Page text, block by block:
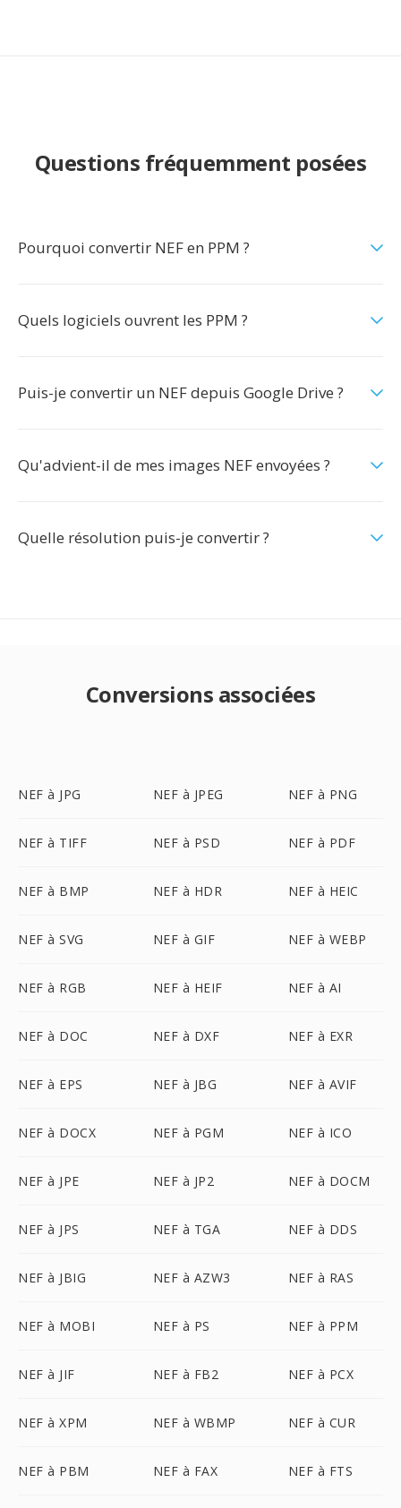
Questions fréquemment posées
Pourquoi convertir NEF en PPM ?
Quels logiciels ouvrent les PPM ?
Puis-je convertir un NEF depuis Google Drive ?
Qu'advient-il de mes images NEF envoyées ?
Quelle résolution puis-je convertir ?
Conversions associées
NEF à JPG NEF à JPEG NEF à PNG
NEF à TIFF NEF à PSD NEF à PDF
NEF à BMP NEF à HDR NEF à HEIC
NEF à SVG NEF à GIF NEF à WEBP
NEF à RGB NEF à HEIF NEF à AI
NEF à DOC NEF à DXF NEF à EXR
NEF à EPS NEF à JBG NEF à AVIF
NEF à DOCX NEF à PGM NEF à ICO
NEF à JPE NEF à JP2 NEF à DOCM
NEF à JPS NEF à TGA NEF à DDS
NEF à JBIG NEF à AZW3 NEF à RAS
NEF à MOBI NEF à PS NEF à PPM
NEF à JIF NEF à FB2 NEF à PCX
NEF à XPM NEF à WBMP NEF à CUR
NEF à PBM NEF à FAX NEF à FTS